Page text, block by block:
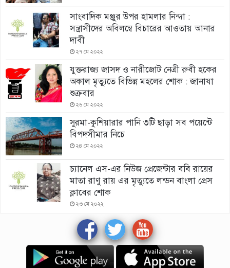
সাংবাদিক মঞ্জুর উপর হামলার নিন্দা :
সন্ত্রাসীদের অবিলম্বে বিচারের আওতায় আনার
দাবী
২৭ মে ২০২২
যুক্তরাজ্য জাসদ ও নারীজোট নেত্রী রুবী হকের
অকাল মৃত্যুতে বিভিন্ন মহলের শোক : জানাযা
শুক্রবার
২৬ মে ২০২২
সুরমা-কুশিয়ারার পানি ৩টি ছাড়া সব পয়েন্টে
বিপদসীমার নিচে
২৪ মে ২০২২
চ্যানেল এস-এর নিউজ প্রেজেন্টার ববি রায়ের
মাতা রাণু রায় এর মৃত্যুতে লন্ডন বাংলা প্রেস
ক্লাবের শোক
২৩ মে ২০২২